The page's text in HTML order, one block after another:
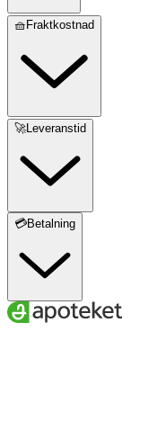
🧺Fraktkostnad
🚀Leveranstid
💳Betalning